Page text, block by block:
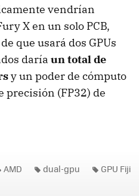
vendrían
X en un solo PCB,
que usará dos GPUs
daría un total de
y un poder de cómputo
precisión (FP32) de
AMD dual-gpu GPU Fiji